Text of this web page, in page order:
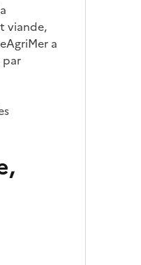
viande,
a
par